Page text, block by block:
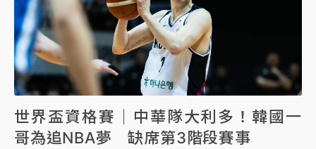
世界盃資格賽｜中華隊大利多！韓國一
哥為追NBA夢 缺席第3階段賽事